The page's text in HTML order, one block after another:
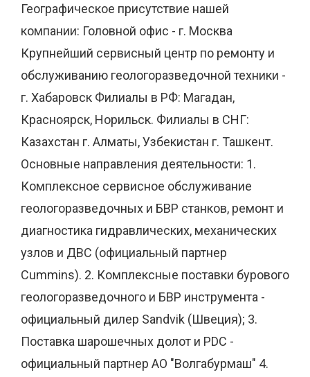
Географическое присутствие нашей
компании: Головной офис - г. Москва
Крупнейший сервисный центр по ремонту и
обслуживанию геологоразведочной техники -
г. Хабаровск Филиалы в РФ: Магадан,
Красноярск, Норильск. Филиалы в СНГ:
Казахстан г. Алматы, Узбекистан г. Ташкент.
Основные направления деятельности: 1.
Комплексное сервисное обслуживание
геологоразведочных и БВР станков, ремонт и
диагностика гидравлических, механических
узлов и ДВС (официальный партнер
Cummins). 2. Комплексные поставки бурового
геологоразведочного и БВР инструмента -
официальный дилер Sandvik (Швеция); 3.
Поставка шарошечных долот и PDC -
официальный партнер АО "Волгабурмаш" 4.